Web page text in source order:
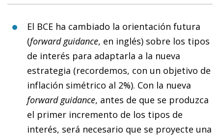
El BCE ha cambiado la orientación futura
(forward guidance, en inglés) sobre los tipos
de interés para adaptarla a la nueva
estrategia (recordemos, con un objetivo de
inflación simétrico al 2%). Con la nueva
forward guidance, antes de que se produzca
el primer incremento de los tipos de
interés, será necesario que se proyecte una